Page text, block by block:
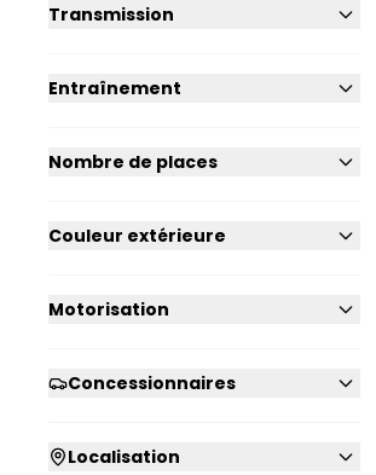
Transmission
Entraînement
Nombre de places
Couleur extérieure
Motorisation
Concessionnaires
Localisation